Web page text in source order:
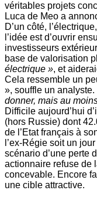
véritables projets
Luca de Meo a
D’un côté,
l’idée est d’ouvrir
investisseurs
base de valorisation
électrique », et
Cela ressemble un
», souffle un analyste.
donner, mais au
Difficile aujourd’hui
(hors Russie) dont
de l’Etat français à
l’ex-Régie soit un
scénario d’une perte
actionnaire refuse de
concevable. Encore
une cible attractive.